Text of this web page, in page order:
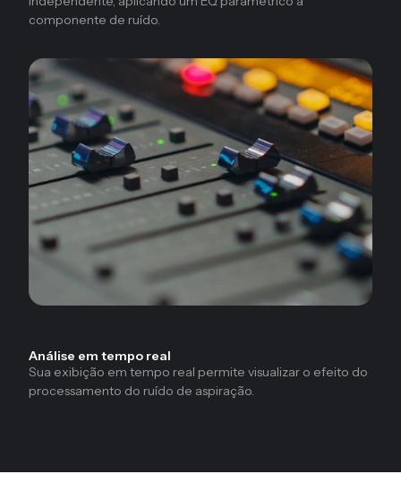
componente de ruído.
Análise em tempo real
Sua exibição em tempo real permite visualizar o efeito do
processamento do ruído de aspiração.